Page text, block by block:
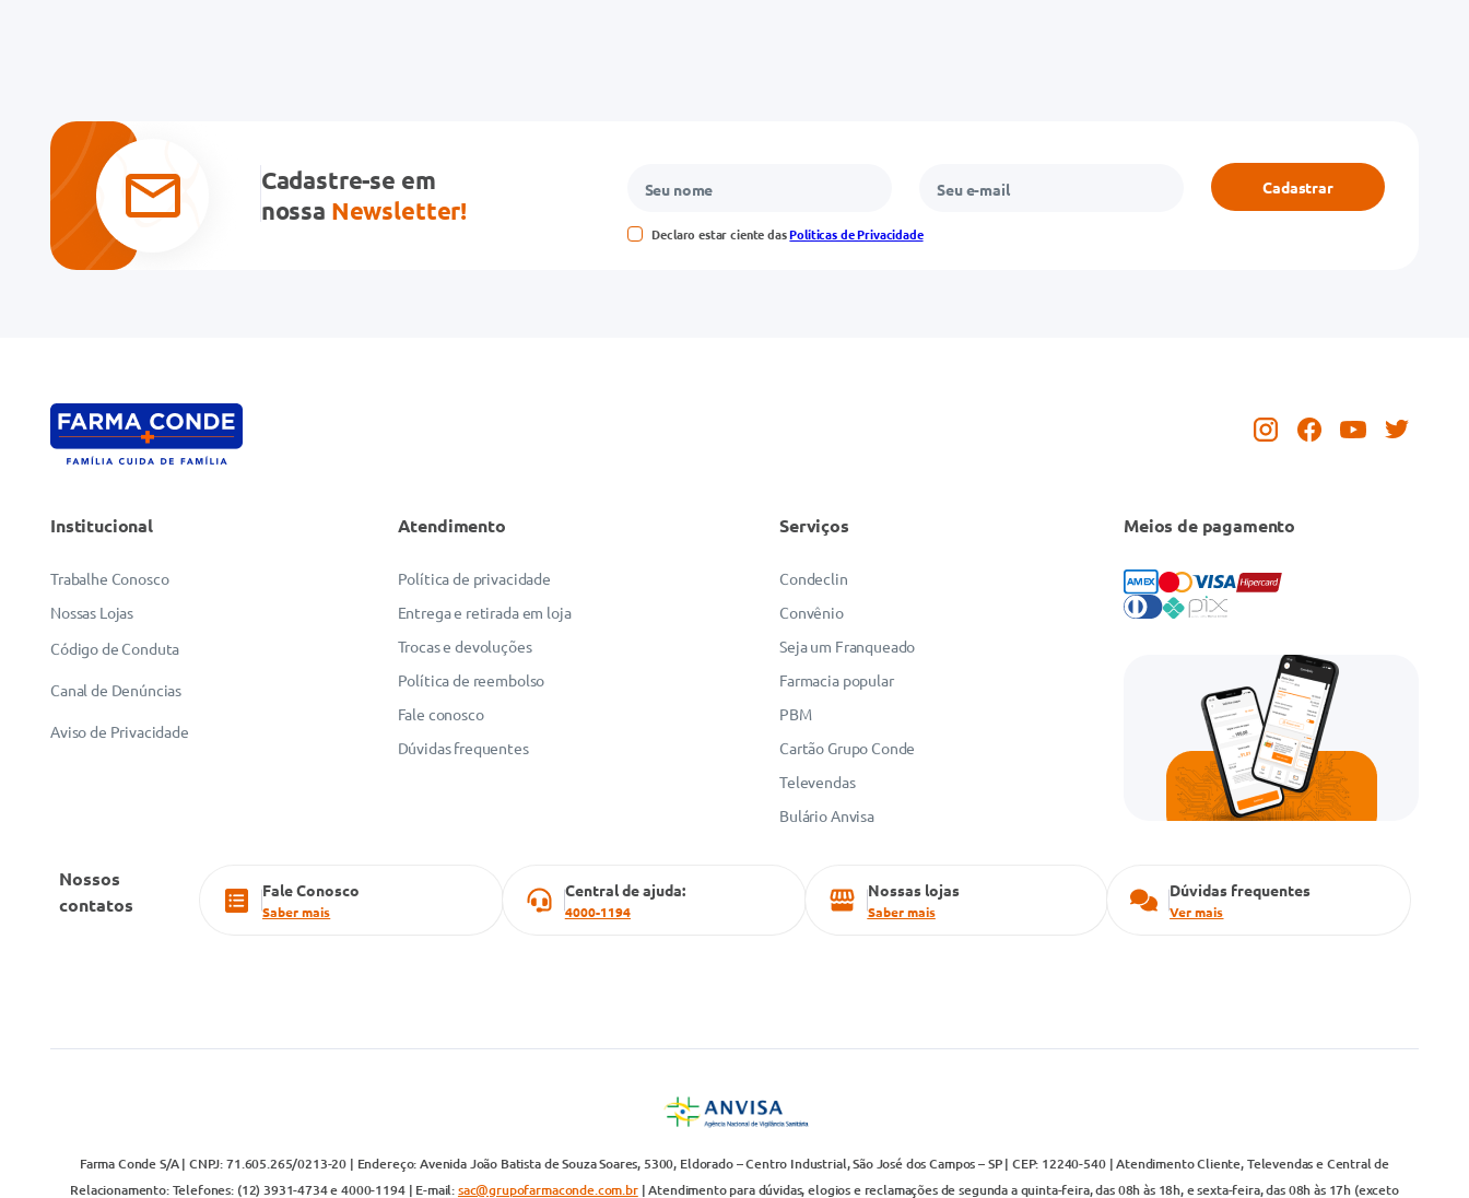
Cadastre-se em
nossa Newsletter!
Declaro estar ciente dasPolíticas de Privacidade
Cadastrar
Institucional
Trabalhe Conosco
Nossas Lojas
Código de Conduta
Canal de Denúncias
Aviso de Privacidade
Atendimento
Política de privacidade
Entrega e retirada em loja
Trocas e devoluções
Política de reembolso
Fale conosco
Dúvidas frequentes
Serviços
Condeclin
Convênio
Seja um Franqueado
Farmacia popular
PBM
Cartão Grupo Conde
Televendas
Bulário Anvisa
Meios de pagamento
Nossos
contatos
Fale Conosco
Saber mais
Central de ajuda:
4000-1194
Nossas lojas
Saber mais
Dúvidas frequentes
Ver mais
Farma Conde S/A | CNPJ: 71.605.265/0213-20 | Endereço: Avenida João Batista de Souza Soares, 5300, Eldorado – Centro Industrial, São José dos Campos – SP | CEP: 12240-540 | Atendimento Cliente, Televendas e Central de
Relacionamento: Telefones: (12) 3931-4734 e 4000-1194 | E-mail:sac@grupofarmaconde.com.br| Atendimento para dúvidas, elogios e reclamações de segunda a quinta-feira, das 08h às 18h, e sexta-feira, das 08h às 17h (exceto